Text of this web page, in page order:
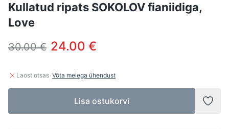
Kullatud ripats SOKOLOV fianiidiga,
Love
30.00 € 24.00 €
Laost otsas·Võta meiega ühendust
Lisa ostukorvi